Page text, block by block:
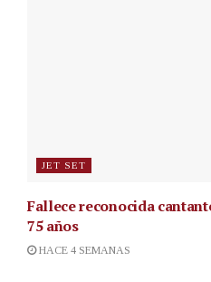
JET SET
Fallece reconocida
75 años
HACE 4 SEMANAS